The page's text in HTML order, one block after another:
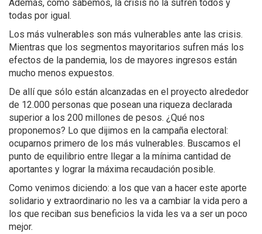
Además, como sabemos, la crisis no la sufren todos y
todas por igual.
Los más vulnerables son más vulnerables ante las crisis.
Mientras que los segmentos mayoritarios sufren más los
efectos de la pandemia, los de mayores ingresos están
mucho menos expuestos.
De allí que sólo están alcanzadas en el proyecto alrededor
de 12.000 personas que posean una riqueza declarada
superior a los 200 millones de pesos. ¿Qué nos
proponemos? Lo que dijimos en la campaña electoral:
ocuparnos primero de los más vulnerables. Buscamos el
punto de equilibrio entre llegar a la mínima cantidad de
aportantes y lograr la máxima recaudación posible.
Como venimos diciendo: a los que van a hacer este aporte
solidario y extraordinario no les va a cambiar la vida pero a
los que reciban sus beneficios la vida les va a ser un poco
mejor.